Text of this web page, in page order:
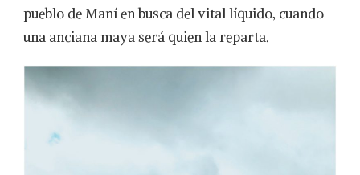
pueblo de Maní en busca del vital líquido, cuando
una anciana maya será quien la reparta.